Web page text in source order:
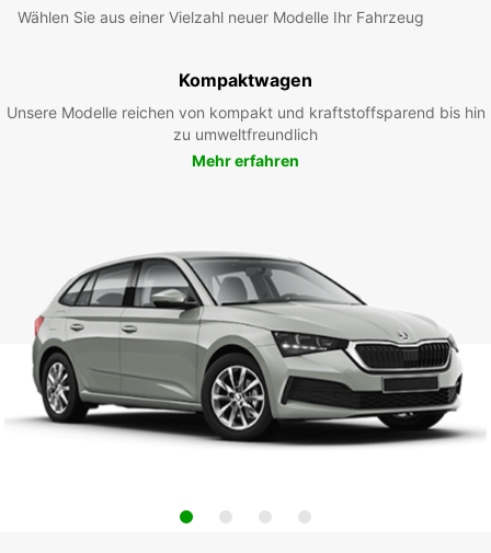
Wählen Sie aus einer Vielzahl neuer Modelle Ihr Fahrzeug
Kompaktwagen
Unsere Modelle reichen von kompakt und kraftstoffsparend bis hin
zu umweltfreundlich
Mehr erfahren